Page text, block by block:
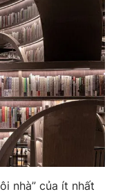
nhà” của ít nhất